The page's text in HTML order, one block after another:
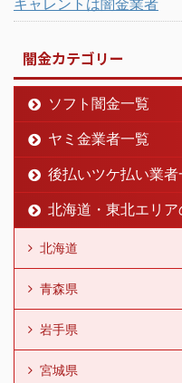
キャレントは闇金業者
闇金カテゴリー
ソフト闇金一覧
ヤミ金業者一覧
後払いツケ払い業者
北海道・東北エリア
北海道
青森県
岩手県
宮城県